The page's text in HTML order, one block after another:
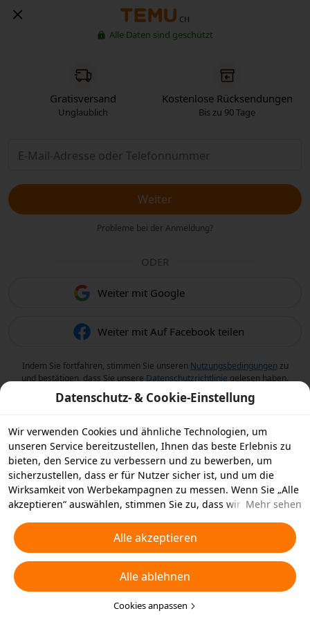
CH
Alle Daten sind geschützt
Gratisversand
Unglaublich
Kostenlose Rücksendungen
Bis zu 90 Tage
Weiter
Probleme bei der Anmeldung?
ODER
Weiter mit Google
Weiter mit Auf Facebook teilen
Indem Sie fortfahren, stimmen Sie unseren Nutzungsbedingungen zu
und bestätigen, dass Sie unsere Datenschutzrichtlinie gelesen haben.
Datenschutz- & Cookie-Einstellung
Wir verwenden Cookies und ähnliche Technologien, um
unseren Service bereitzustellen, Ihnen das beste Erlebnis zu
bieten, den Service zu verbessern und zu bewerben, um
sicherzustellen, dass er für Nutzer sicher ist, und um die
Wirksamkeit von Werbekampagnen zu messen. Wenn Sie „Alle
akzeptieren“ auswählen, stimmen Sie zu, dass wir und die
ähnliche Technologien für Werbezwecke auf Ihrem Gerät
speichern. Alternativ können Sie auch über „Alle ablehnen“
nicht notwendige Cookies ablehnen oder auswählen, welche
Arten von Cookies Sie akzeptieren oder deaktivieren möchten,
indem Sie unten oder jederzeit in Ihren
Datenschutzeinstellungen auf „Cookies anpassen“ klicken.
Mehr sehen
Alle akzeptieren
Alle ablehnen
Cookies anpassen